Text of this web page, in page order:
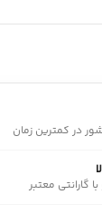
در کمترین زمان
گارانتی معتبر